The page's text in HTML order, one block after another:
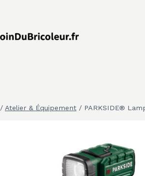
/ Atelier & Équipement / PARKSIDE®